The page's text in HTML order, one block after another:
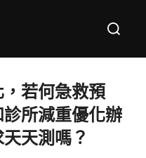
Search
若何急救預
所減重優化辦
天測嗎？